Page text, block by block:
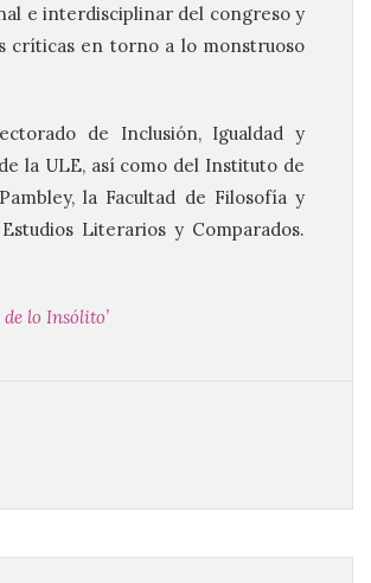
e interdisciplinar del congreso y
críticas en torno a lo monstruoso
de Inclusión, Igualdad y
la ULE, así como del Instituto de
la Facultad de Filosofía y
Literarios y Comparados.
lo Insólito’